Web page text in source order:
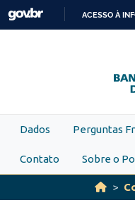
Skip to main content
ACESSO À
Dados Perguntas
Contato Sobre o